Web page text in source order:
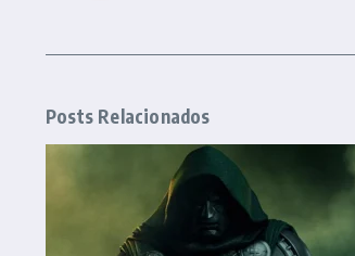
Posts Relacionados